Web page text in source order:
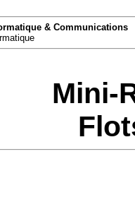
& Communications
Mini-